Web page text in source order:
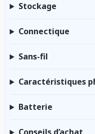
Stockage
Connectique
Sans-fil
Caractéristiques
Batterie